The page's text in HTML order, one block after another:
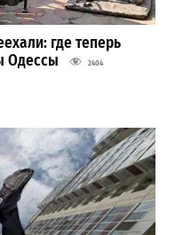
где теперь
Одессы
2404